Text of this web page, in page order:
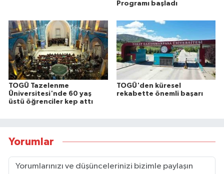
Programı başladı
TOGÜ Tazelenme
Üniversitesi'nde 60 yaş
üstü öğrenciler kep attı
TOGÜ'den küresel
rekabette önemli başarı
Yorumlar